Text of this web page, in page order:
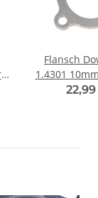
Flansch
1.4301
V2A